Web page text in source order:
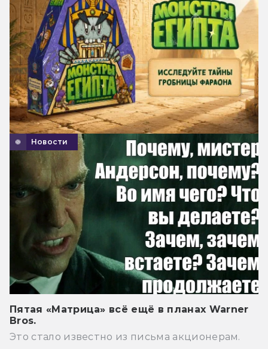
Новости
Пятая «Матрица» всё ещё в планах Warner
Bros.
Это стало известно из письма акционерам.